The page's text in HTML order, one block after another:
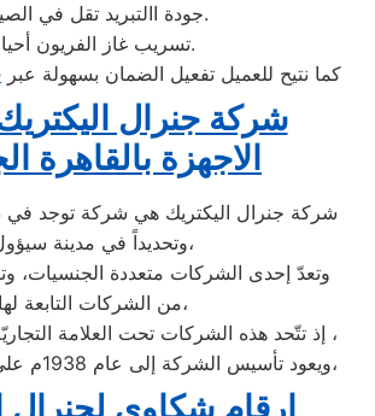
جودة االتبريد تقل في الصيف.
تسريب غاز الفريون أحيانا.
كما نتيح للعميل تفعيل الضمان بسهولة عبر
شركة جنرال
الاجهزة بالقاهرة
شركة جنرال اليكتريك هي شركة توجد في
وتحديداً في مدينة سيؤول،
وتعدّ إحدى الشركات متعددة الجنسيات،
من الشركات التابعة لها،
إذ تتّحد هذه الشركات تحت العلامة التجاريّة لـ جنرال اليكتريك ،
ويعود تأسيس الشركة إلى عام 1938م على يد لي بيونغ تشول،
ارقام شكاوي لجنرال